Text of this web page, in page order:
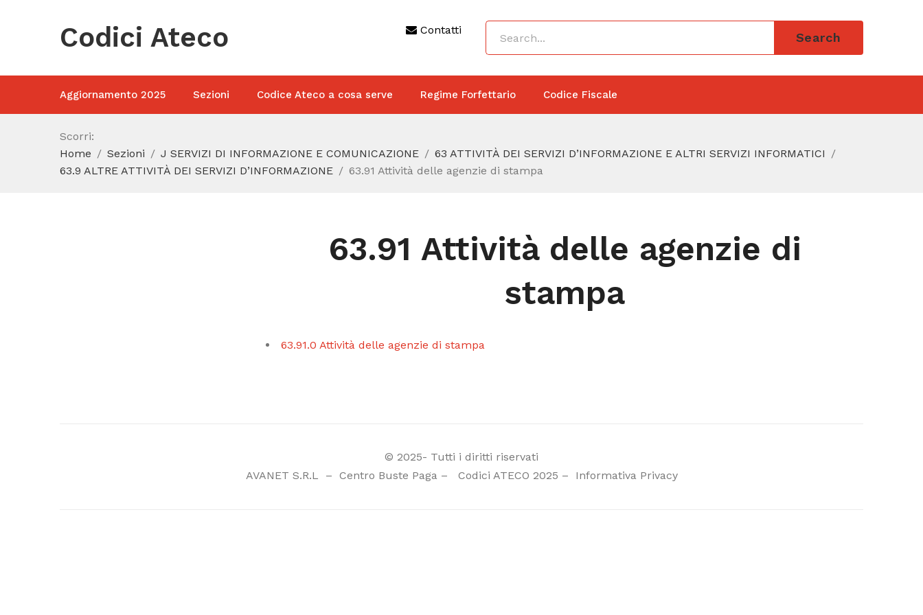
Codici Ateco Contatti
Search
Aggiornamento 2025 Sezioni Codice Ateco a cosa serve Regime Forfettario Codice Fiscale
Scorri:
Home
Sezioni J SERVIZI DI INFORMAZIONE E COMUNICAZIONE
63 ATTIVITÀ DEI SERVIZI D’INFORMAZIONE E ALTRI SERVIZI INFORMATICI
63.9 ALTRE ATTIVITÀ DEI SERVIZI D’INFORMAZIONE
63.91 Attività delle agenzie di stampa
63.91 Attività delle agenzie di
stampa
63.91.0 Attività delle agenzie di stampa
© 2025- Tutti i diritti riservati
AVANET S.R.L
– Centro Buste Paga– Codici ATECO 2025 – Informativa Privacy